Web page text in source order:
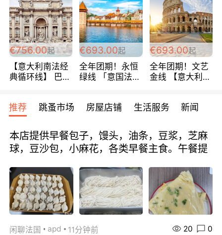
馆 108欧/人/天
488欧/人
天！巴黎上下！
包拼房~
€756.00起
【意大利南法经
典循环线】 巴黎
宾馆 108欧/天起
全程756欧/位
€693.00起
全年团期！永恒
绿线 「意国法
欧/天起 ~包拼房
€693.00起
全年团期！文艺
金线 【意大利一
每周铁发！
推荐 跳蚤市场 房屋店铺 生活服务 新闻
本店提供早餐包子，馒头，油条，豆浆，芝麻
球，豆沙包，小麻花，各类早餐主食。午餐提
闲聊法国 apd 11分钟前 20 0